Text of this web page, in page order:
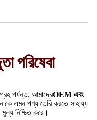
পরিষেবা
পর্যন্ত, আমাদেরOEM এবং
এমন পণ্য তৈরি করতে সাহায্য
মূল্য নিশ্চিত করে।